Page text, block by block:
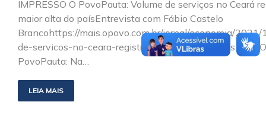
IMPRESSO O PovoPauta: Volume de serviços no Ceará
maior alta do paísEntrevista com Fábio Castelo
Brancohttps://mais.opovo.com.br/jornal/economia/
de-servicos-no-ceara-registra-maior-alta-do-pais.html O
PovoPauta: Na…
LEIA MAIS